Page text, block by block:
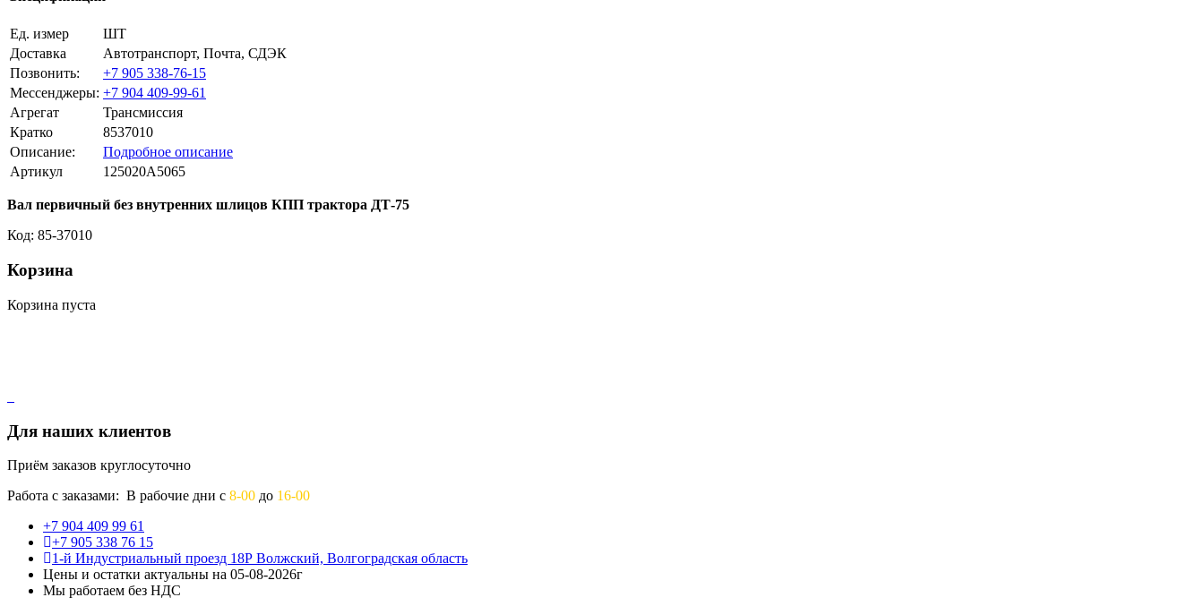
Ед. измер
ШТ
Доставка
Автотранспорт, Почта, СДЭК
Позвонить:
+7 905 338-76-15
Мессенджеры: +7 904 409-99-61
Агрегат
Трансмиссия
Кратко
8537010
Описание:
Подробное описание
Артикул
125020A5065
Вал первичный без внутренних шлицов КПП трактора ДТ-75
Код: 85-37010
Корзина
Корзина пуста
Для наших клиентов
Приём заказов круглосуточно
Работа с заказами: В рабочие дни с 8-00 до 16-00
+7 904 409 99 61
+7 905 338 76 15
1-й Индустриальный проезд 18Р Волжский, Волгоградская область
Цены и остатки актуальны на 05-08-2026г
Мы работаем без НДС